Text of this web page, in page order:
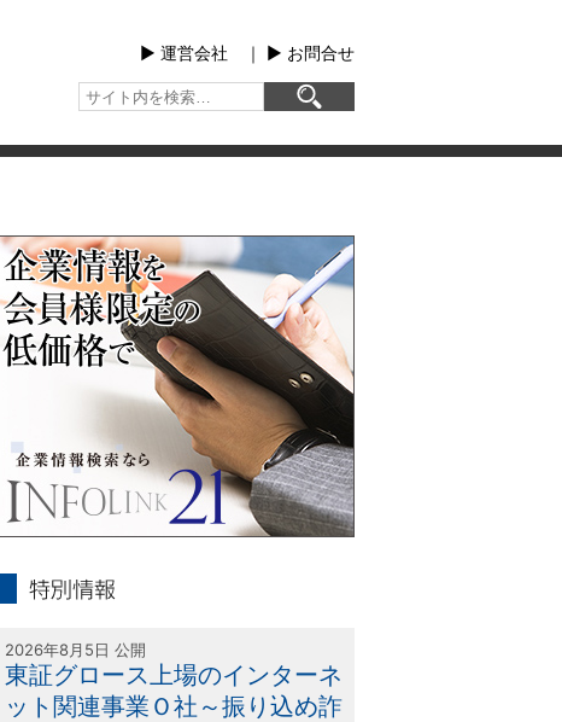
▶︎ 運営会社 ｜ ▶︎ お問合せ
2026年8月5日 公開
東証グロース上場のインターネ
ット関連事業Ｏ社～振り込め詐